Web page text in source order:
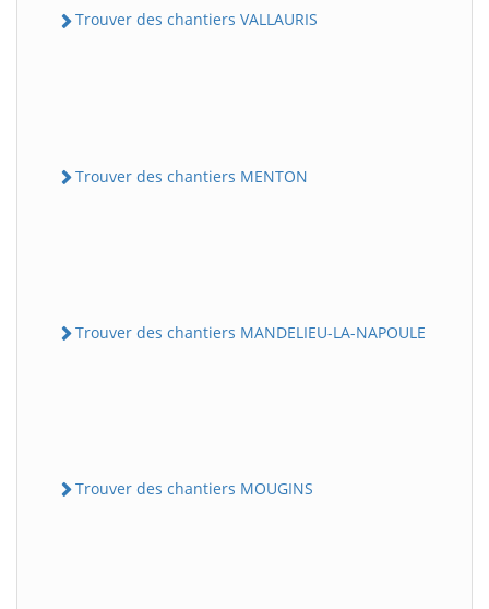
Trouver des chantiers VALLAURIS
Trouver des chantiers MENTON
Trouver des chantiers MANDELIEU-LA-NAPOULE
Trouver des chantiers MOUGINS